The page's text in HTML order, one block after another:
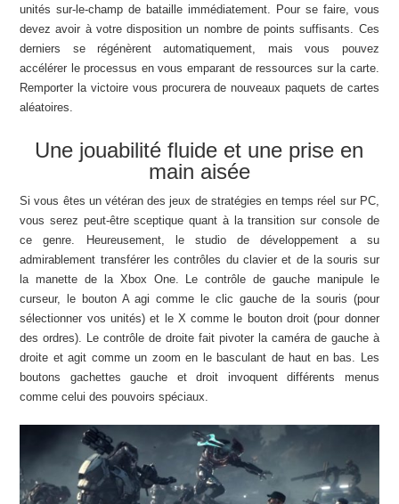
unités sur-le-champ de bataille immédiatement. Pour se faire, vous
devez avoir à votre disposition un nombre de points suffisants. Ces
derniers se régénèrent automatiquement, mais vous pouvez
accélérer le processus en vous emparant de ressources sur la carte.
Remporter la victoire vous procurera de nouveaux paquets de cartes
aléatoires.
Une jouabilité fluide et une prise en
main aisée
Si vous êtes un vétéran des jeux de stratégies en temps réel sur PC,
vous serez peut-être sceptique quant à la transition sur console de
ce genre. Heureusement, le studio de développement a su
admirablement transférer les contrôles du clavier et de la souris sur
la manette de la Xbox One. Le contrôle de gauche manipule le
curseur, le bouton A agi comme le clic gauche de la souris (pour
sélectionner vos unités) et le X comme le bouton droit (pour donner
des ordres). Le contrôle de droite fait pivoter la caméra de gauche à
droite et agit comme un zoom en le basculant de haut en bas. Les
boutons gachettes gauche et droit invoquent différents menus
comme celui des pouvoirs spéciaux.